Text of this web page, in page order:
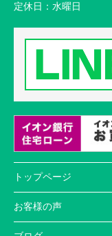
定休日： 水曜日
トップページ
お客様の声